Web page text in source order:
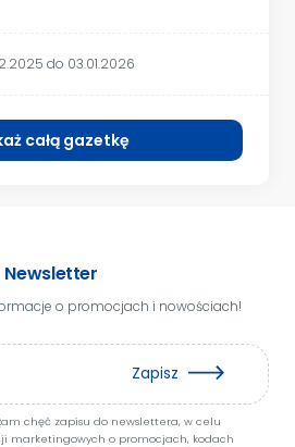
do 03.01.2026
całą gazetkę
Newsletter
o promocjach i nowościach!
Zapisz
chęć zapisu do newslettera, w celu
marketingowych o promocjach, kodach